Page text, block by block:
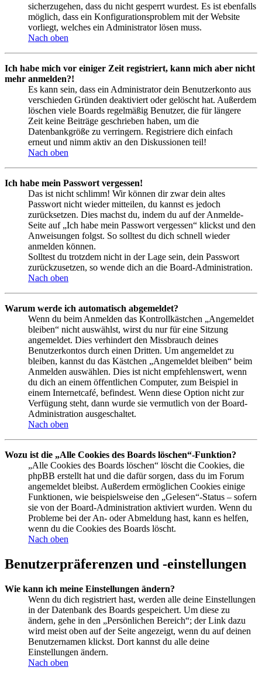
sicherzugehen, dass du nicht gesperrt wurdest. Es ist ebenfalls
möglich, dass ein Konfigurationsproblem mit der Website
vorliegt, welches ein Administrator lösen muss.
Nach oben
Ich habe mich vor einiger Zeit registriert, kann mich aber nicht
mehr anmelden?!
Es kann sein, dass ein Administrator dein Benutzerkonto aus
verschieden Gründen deaktiviert oder gelöscht hat. Außerdem
löschen viele Boards regelmäßig Benutzer, die für längere
Zeit keine Beiträge geschrieben haben, um die
Datenbankgröße zu verringern. Registriere dich einfach
erneut und nimm aktiv an den Diskussionen teil!
Nach oben
Ich habe mein Passwort vergessen!
Das ist nicht schlimm! Wir können dir zwar dein altes
Passwort nicht wieder mitteilen, du kannst es jedoch
zurücksetzen. Dies machst du, indem du auf der Anmelde-
Seite auf „Ich habe mein Passwort vergessen“ klickst und den
Anweisungen folgst. So solltest du dich schnell wieder
anmelden können.
Solltest du trotzdem nicht in der Lage sein, dein Passwort
zurückzusetzen, so wende dich an die Board-Administration.
Nach oben
Warum werde ich automatisch abgemeldet?
Wenn du beim Anmelden das Kontrollkästchen „Angemeldet
bleiben“ nicht auswählst, wirst du nur für eine Sitzung
angemeldet. Dies verhindert den Missbrauch deines
Benutzerkontos durch einen Dritten. Um angemeldet zu
bleiben, kannst du das Kästchen „Angemeldet bleiben“ beim
Anmelden auswählen. Dies ist nicht empfehlenswert, wenn
du dich an einem öffentlichen Computer, zum Beispiel in
einem Internetcafé, befindest. Wenn diese Option nicht zur
Verfügung steht, dann wurde sie vermutlich von der Board-
Administration ausgeschaltet.
Nach oben
Wozu ist die „Alle Cookies des Boards löschen“-Funktion?
„Alle Cookies des Boards löschen“ löscht die Cookies, die
phpBB erstellt hat und die dafür sorgen, dass du im Forum
angemeldet bleibst. Außerdem ermöglichen Cookies einige
Funktionen, wie beispielsweise den „Gelesen“-Status – sofern
sie von der Board-Administration aktiviert wurden. Wenn du
Probleme bei der An- oder Abmeldung hast, kann es helfen,
wenn du die Cookies des Boards löscht.
Nach oben
Benutzerpräferenzen und -einstellungen
Wie kann ich meine Einstellungen ändern?
Wenn du dich registriert hast, werden alle deine Einstellungen
in der Datenbank des Boards gespeichert. Um diese zu
ändern, gehe in den „Persönlichen Bereich“; der Link dazu
wird meist oben auf der Seite angezeigt, wenn du auf deinen
Benutzernamen klickst. Dort kannst du alle deine
Einstellungen ändern.
Nach oben